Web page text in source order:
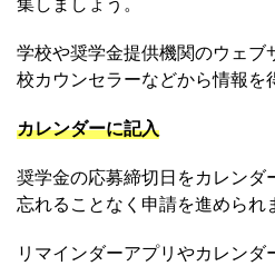
学校や奨学金提供機関のウェブ
校カウンセラーなどから情報を
カレンダーに記入
奨学金の応募締切日をカレンダ
忘れることなく申請を進められ
リマインダーアプリやカレン